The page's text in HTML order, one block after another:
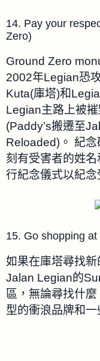
14. Pay your
Zero)
Ground Zero
2002年Legian恐
Kuta(庫塔)和
Legian主路上被
(Paddy’s搬遷至
Reloaded)。 紀念
刻有受害者的姓名
行紀念儀式以紀念
15. Go shopping at
如果在庫塔尋找
Jalan Legian的
區，無論尋找什
型的衝浪品牌和一